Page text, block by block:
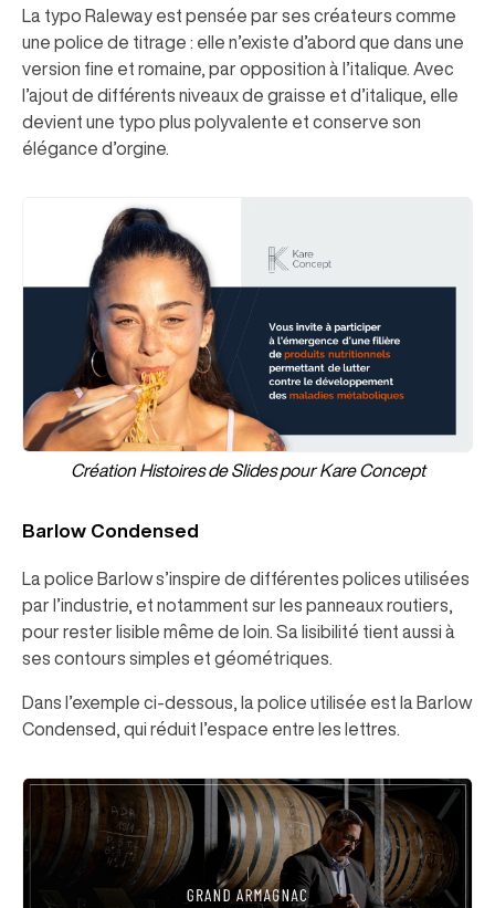
La typo Raleway est pensée par ses créateurs comme
une police de titrage : elle n’existe d’abord que dans une
version fine et romaine, par opposition à l’italique. Avec
l’ajout de différents niveaux de graisse et d’italique, elle
devient une typo plus polyvalente et conserve son
élégance d’orgine.
Création Histoires de Slides pour Kare Concept
Barlow Condensed
La police Barlow s’inspire de différentes polices utilisées
par l’industrie, et notamment sur les panneaux routiers,
pour rester lisible même de loin. Sa lisibilité tient aussi à
ses contours simples et géométriques.
Dans l’exemple ci-dessous, la police utilisée est la Barlow
Condensed, qui réduit l’espace entre les lettres.